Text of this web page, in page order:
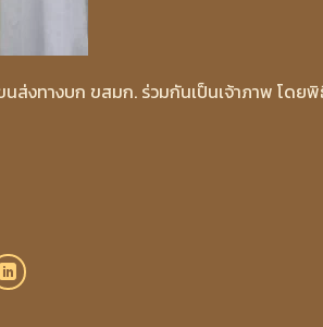
ส่งทางบก ขสมก. ร่วมกันเป็นเจ้าภาพ โดย